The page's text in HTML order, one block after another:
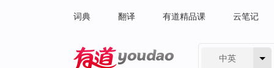
词典 翻译 有道精品课 云笔记
中英